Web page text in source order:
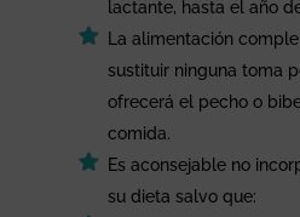
lactante, hasta el año
La alimentación
sustituir ninguna toma
ofrecerá el pecho o
comida.
Es aconsejable no
su dieta salvo que: